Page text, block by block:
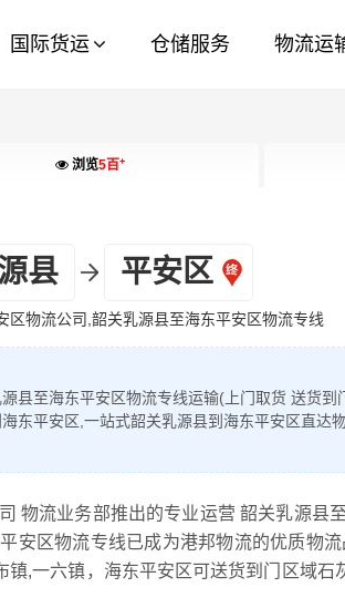
国际货运 仓储服务 物流运
浏览5百+
县 平安区
区物流公司,韶关乳源县至海东平安区物流专线
县至海东平安区物流专线运输(上门取货 送货到
东平安区,一站式韶关乳源县到海东平安区直达
物流业务部推出的专业运营 韶关乳源县
安区物流专线已成为港邦物流的优质物
,一六镇，海东平安区可送货到门区域石